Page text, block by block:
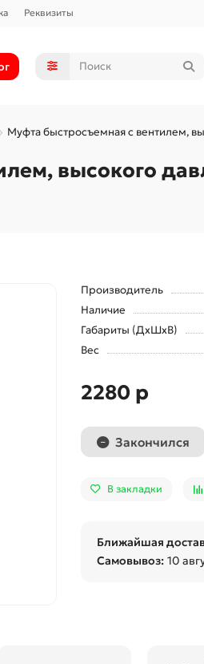
Реквизиты
Муфта быстросъемная с вентилем,
высокого
Производитель
Наличие
Габариты (ДхШхВ)
Вес
2280 р
Закончился
В закладки
Ближайшая
Самовывоз: 10